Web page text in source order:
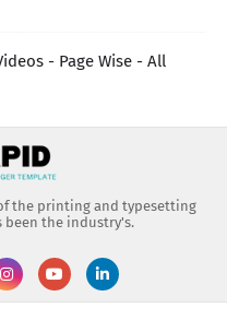
- Page Wise - All
the printing and typesetting
been the industry's.